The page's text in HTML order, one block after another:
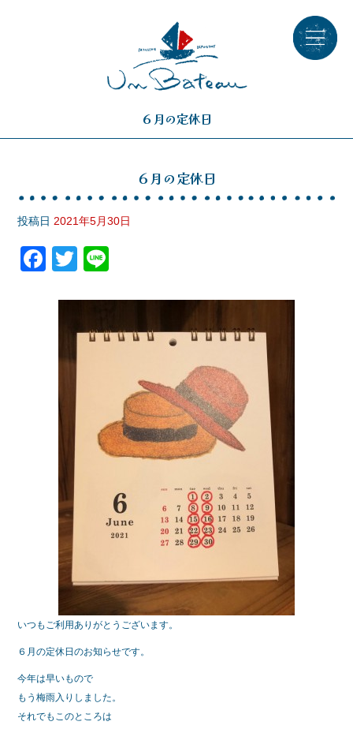
６月の定休日
６月の定休日
投稿日 2021年5月30日
F
c
b
o
T
tt
er
e
いつもご利用ありがとうございます。
６月の定休日のお知らせです。
今年は早いもので
もう梅雨入りしました。
それでもこのところは